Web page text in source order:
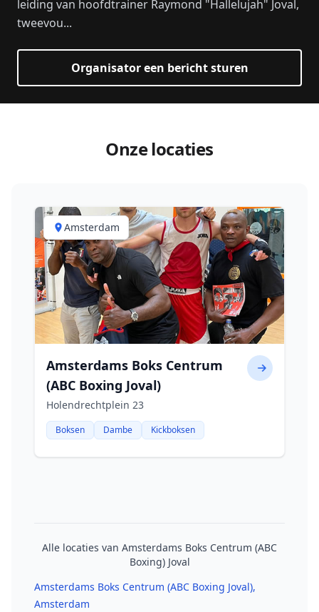
leiding van hoofdtrainer Raymond "Hallelujah" Joval,
tweevou...
Organisator een bericht sturen
Onze locaties
Amsterdam
Amsterdams Boks Centrum
(ABC Boxing Joval)
Holendrechtplein 23
Boksen Dambe Kickboksen
Alle locaties van Amsterdams Boks Centrum (ABC
Boxing) Joval
Amsterdams Boks Centrum (ABC Boxing Joval),
Amsterdam